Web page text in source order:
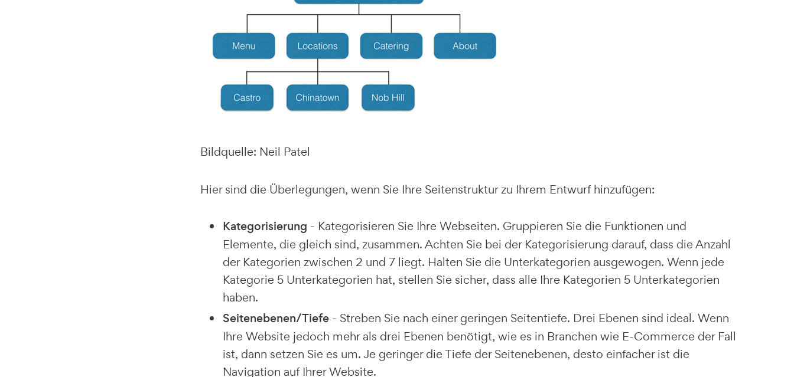
Bildquelle: Neil Patel
Hier sind die Überlegungen, wenn Sie Ihre Seitenstruktur zu Ihrem Entwurf hinzufügen:
Kategorisierung - Kategorisieren Sie Ihre Webseiten. Gruppieren Sie die Funktionen und
Elemente, die gleich sind, zusammen. Achten Sie bei der Kategorisierung darauf, dass die Anzahl
der Kategorien zwischen 2 und 7 liegt. Halten Sie die Unterkategorien ausgewogen. Wenn jede
Kategorie 5 Unterkategorien hat, stellen Sie sicher, dass alle Ihre Kategorien 5 Unterkategorien
haben.
Seitenebenen/Tiefe - Streben Sie nach einer geringen Seitentiefe. Drei Ebenen sind ideal. Wenn
Ihre Website jedoch mehr als drei Ebenen benötigt, wie es in Branchen wie E-Commerce der Fall
ist, dann setzen Sie es um. Je geringer die Tiefe der Seitenebenen, desto einfacher ist die
Navigation auf Ihrer Website.